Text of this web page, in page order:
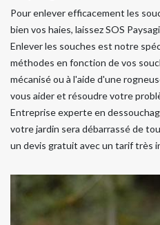
Pour enlever efficacement les
bien vos haies, laissez SOS
Enlever les souches est notre
méthodes en fonction de vos
mécanisé ou à l'aide d'une
vous aider et résoudre votre
Entreprise experte en
votre jardin sera débarrassé de
un devis gratuit avec un tarif très